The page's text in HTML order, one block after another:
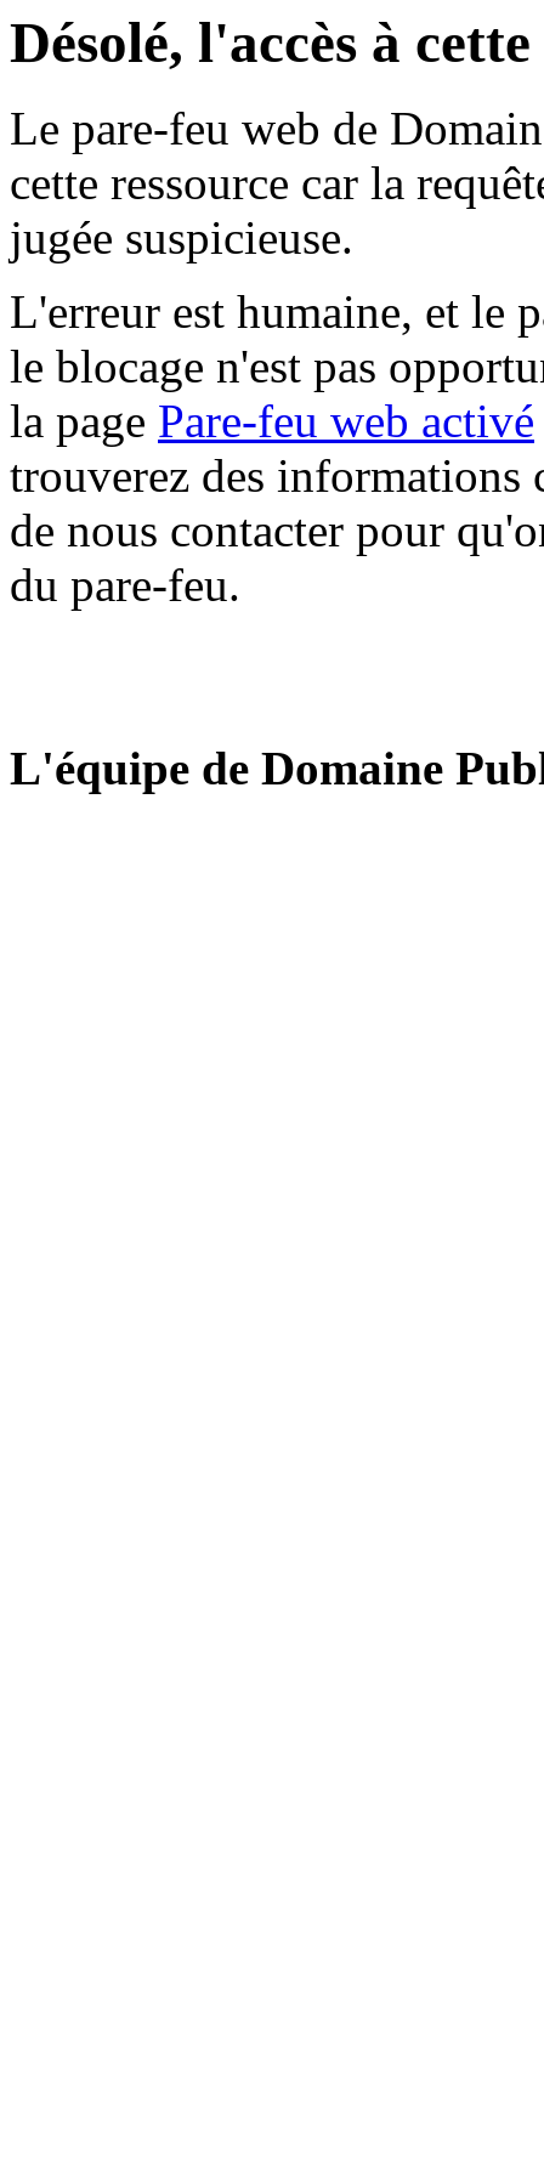
Désolé, l'accès à
Le pare-feu web de
cette ressource car la
jugée suspicieuse.
L'erreur est humaine, et le
le blocage n'est pas
la page Pare-feu web activé
trouverez des informations
de nous contacter pour
du pare-feu.
L'équipe de Domaine